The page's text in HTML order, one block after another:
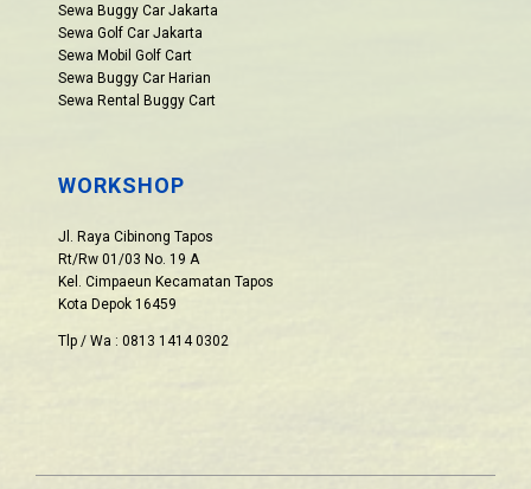
Sewa Buggy Car Jakarta
Sewa Golf Car Jakarta
Sewa Mobil Golf Cart
Sewa Buggy Car Harian
Sewa Rental Buggy Cart
WORKSHOP
Jl. Raya Cibinong Tapos
Rt/Rw 01/03 No. 19 A
Kel. Cimpaeun Kecamatan Tapos
Kota Depok 16459
Tlp / Wa : 0813 1414 0302